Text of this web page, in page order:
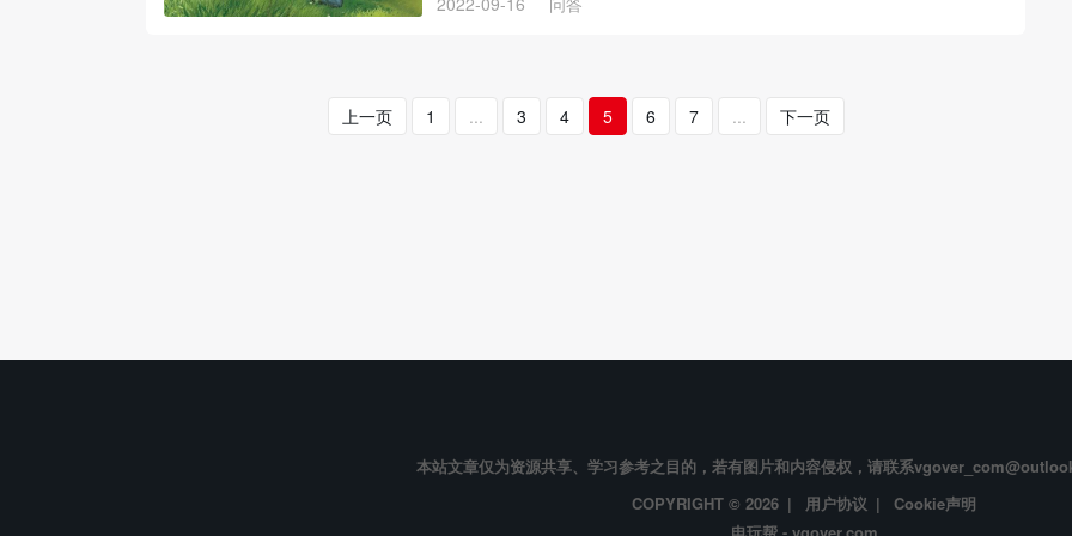
上一页 1 ... 3 4 5 6 7 ... 下一页
本站文章仅为资源共享、学习参考之目的，若有图片和内容侵权，请联系
COPYRIGHT © 2026 | 用户协议 | Cookie声明